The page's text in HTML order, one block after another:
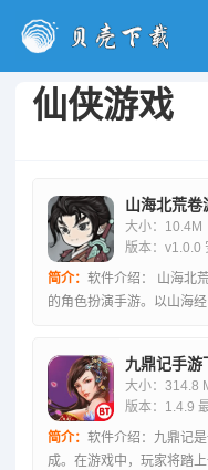
仙侠游戏
山海北荒
大小：10.4M
版本：v1.0.0
简介： 软件介绍： 山海北
的角色扮演手游。以山海
九鼎记手游
大小：314.8
版本：1.4.9
简介： 软件介绍：九鼎记
成。在游戏中，玩家将踏